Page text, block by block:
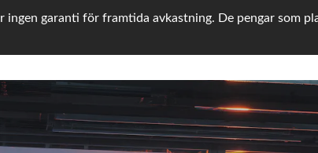
ingen garanti för framtida avkastning. De pengar som